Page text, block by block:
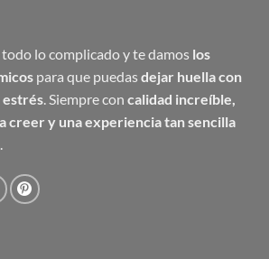
lo complicado y te damos los
para que puedasdejar huella con
estrés. Siempre con calidad increíble,
creer y una experiencia tan sencilla
.